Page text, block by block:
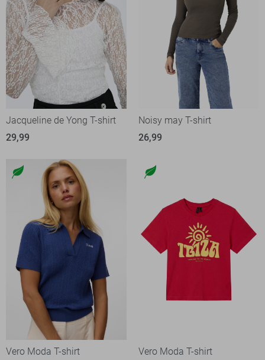
Jacqueline de Yong T-shirt
29,99
Noisy may T-shirt
26,99
Vero Moda T-shirt
Vero Moda T-shirt